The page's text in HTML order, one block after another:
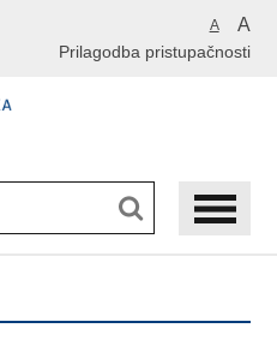
A A
Prilagodba pristupačnosti